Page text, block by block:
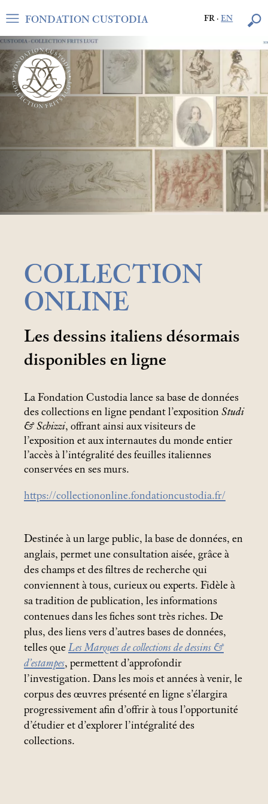
FR·EN
FONDATION CUSTODIA
COLLECTION
ONLINE
Les dessins italiens désormais
disponibles en ligne
La Fondation Custodia lance sa base de données
des collections en ligne pendant l’exposition Studi
& Schizzi, offrant ainsi aux visiteurs de
l’exposition et aux internautes du monde entier
l’accès à l’intégralité des feuilles italiennes
conservées en ses murs.
https://collectiononline.fondationcustodia.fr/
Destinée à un large public, la base de données, en
anglais, permet une consultation aisée, grâce à
des champs et des filtres de recherche qui
conviennent à tous, curieux ou experts. Fidèle à
sa tradition de publication, les informations
contenues dans les fiches sont très riches. De
plus, des liens vers d’autres bases de données,
telles que Les Marques de collections de dessins &
d’estampes, permettent d’approfondir
l’investigation. Dans les mois et années à venir, le
corpus des œuvres présenté en ligne s’élargira
progressivement afin d’offrir à tous l’opportunité
d’étudier et d’explorer l’intégralité des
collections.